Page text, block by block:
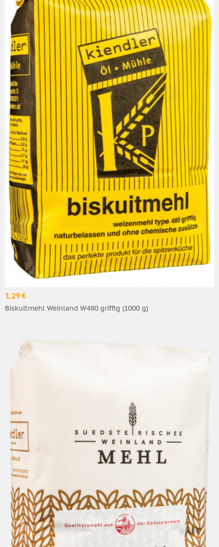
1,29 €
Biskuitmehl Weinland W480 griffig (1000 g)